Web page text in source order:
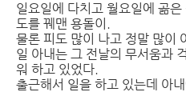
일요일에 다치고 월요일에 곪
도를 꿰맨 용돌이.
물론 피도 많이 나고 정말 많이
일 아내는 그 전날의 무서움과
워 하고 있었다.
출근해서 일을 하고 있는데 아